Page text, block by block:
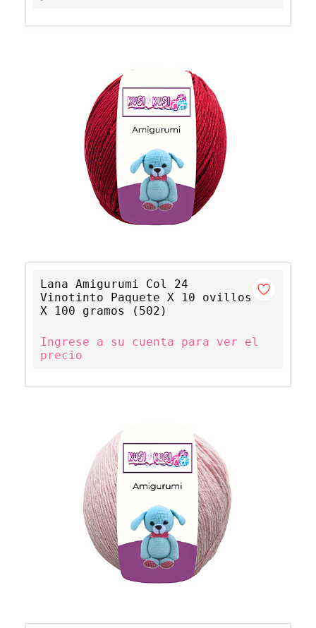
Lana Amigurumi Col 24
Vinotinto Paquete X 10 ovillos
X 100 gramos (502)
Ingrese a su cuenta para ver el
precio